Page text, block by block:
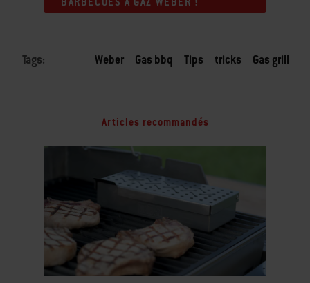
Tags: Weber Gas bbq Tips tricks Gas grill
Articles recommandés